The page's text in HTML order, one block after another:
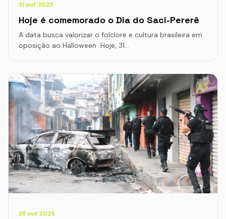
31 out 2025
Hoje é comemorado o Dia do Saci-Pererê
A data busca valorizar o folclore e cultura brasileira em
oposição ao Halloween Hoje, 31…
28 out 2025